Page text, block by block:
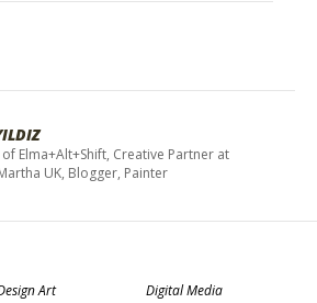
Elma+Alt+Shift, Creative Partner at
UK, Blogger, Painter
Art Digital Media